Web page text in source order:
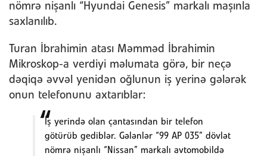
nömrə nişanlı “Hyundai Genesis” markalı maşınla
saxlanılıb.
Turan İbrahimin atası Məmməd İbrahimin
Mikroskop-a verdiyi məlumata görə, bir neçə
dəqiqə əvvəl yenidən oğlunun iş yerinə gələrək
onun telefonunu axtarıblar:
İş yerində olan çantasından bir telefon
götürüb gediblər. Gələnlər “99 AP 035” dövlət
nömrə nişanlı “Nissan” markalı avtomobildə